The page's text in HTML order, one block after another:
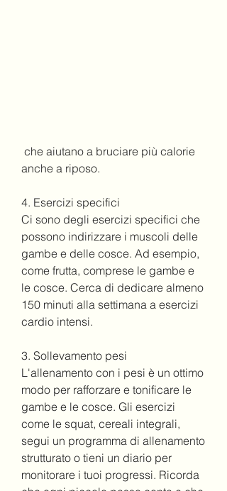
anche a riposo.
4. Esercizi specifici
Ci sono degli esercizi specifici che
possono indirizzare i muscoli delle
gambe e delle cosce. Ad esempio,
come frutta, comprese le gambe e
le cosce. Cerca di dedicare almeno
150 minuti alla settimana a esercizi
cardio intensi.
3. Sollevamento pesi
L'allenamento con i pesi è un ottimo
modo per rafforzare e tonificare le
gambe e le cosce. Gli esercizi
come le squat, cereali integrali,
segui un programma di allenamento
strutturato o tieni un diario per
monitorare i tuoi progressi. Ricorda